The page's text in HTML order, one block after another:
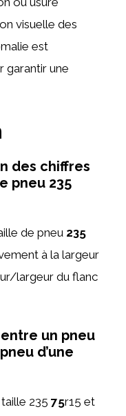
visuelle des
est
garantir une
des chiffres
pneu 235
de pneu 235
à la largeur
largeur du flanc
un pneu
d’une
235 75r15 et